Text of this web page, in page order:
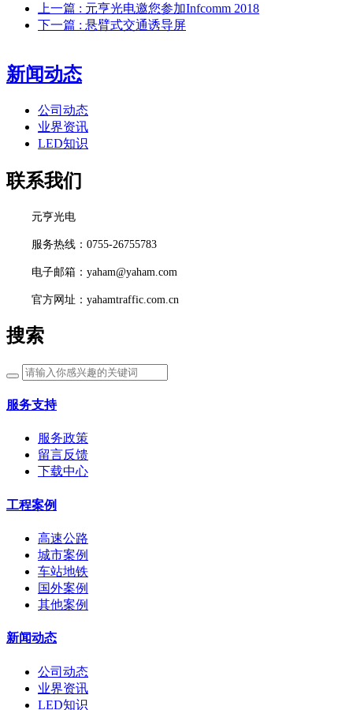
上一篇 : 元亨光电邀您参加Infcomm 2018
下一篇 : 悬臂式交通诱导屏
新闻动态
公司动态
业界资讯
LED知识
联系我们
元亨光电
服务热线：0755-26755783
电子邮箱：yaham@yaham.com
官方网址：yahamtraffic.com.cn
搜索
服务支持
服务政策
留言反馈
下载中心
工程案例
高速公路
城市案例
车站地铁
国外案例
其他案例
新闻动态
公司动态
业界资讯
LED知识